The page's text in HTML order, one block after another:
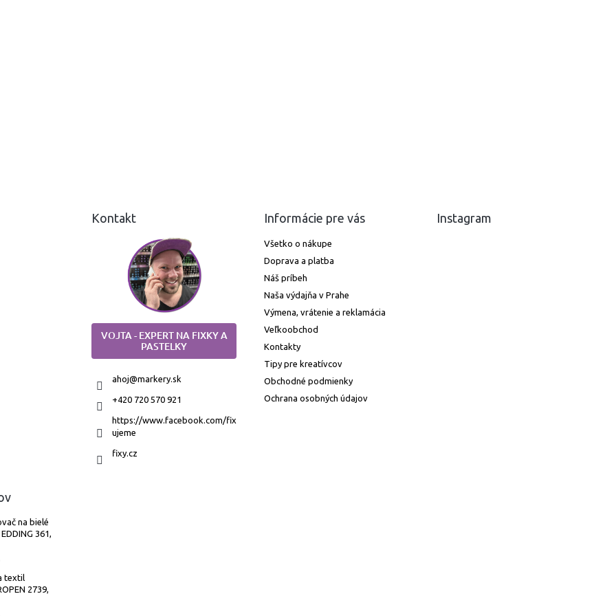
Kontakt
VOJTA - EXPERT NA FIXKY A
PASTELKY
ahoj@markery.sk
+420 720 570 921
https://www.facebook.com/fix
ujeme
fixy.cz
Informácie pre vás
Všetko o nákupe
Doprava a platba
Náš príbeh
Naša výdajňa v Prahe
Výmena, vrátenie a reklamácia
Veľkoobchod
Kontakty
Tipy pre kreatívcov
Obchodné podmienky
Ochrana osobných údajov
Instagram
na bielé
361,
textil
2739,